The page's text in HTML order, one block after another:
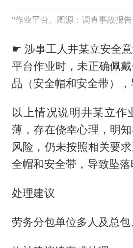
作业平台。图源：调查事故报告
☛ 涉事工人井某立安全
平台作业时，未正确佩
品（安全帽和安全带），
以上情况说明井某立作
薄，存在侥幸心理，明
风险，仍未按照相关要
全帽和安全带，导致坠落
处理建议
劳务分包单位多人及总